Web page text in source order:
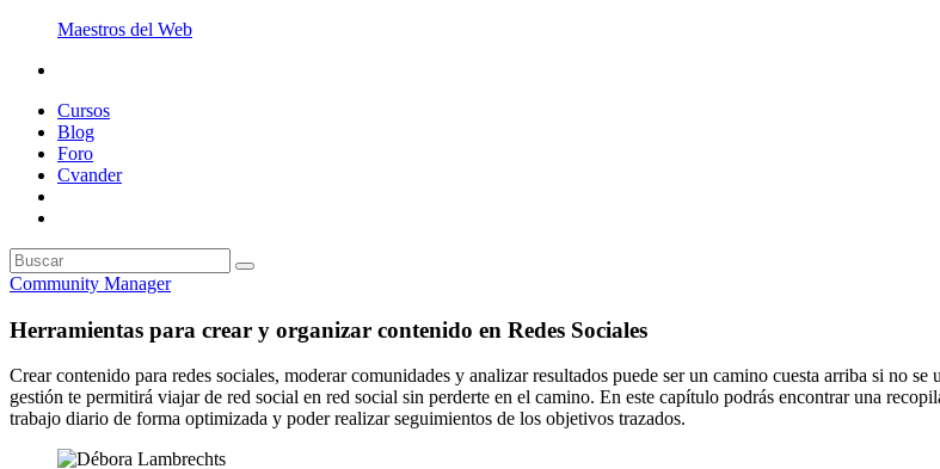
Maestros del Web
Cursos
Blog
Foro
Cvander
Community Manager
Herramientas para crear y organizar contenido en Redes Sociales
Crear contenido para redes sociales, moderar comunidades y analizar resultados puede ser un camino cuesta arriba si no
gestión te permitirá viajar de red social en red social sin perderte en el camino. En este capítulo podrás encontrar una
trabajo diario de forma optimizada y poder realizar seguimientos de los objetivos trazados.